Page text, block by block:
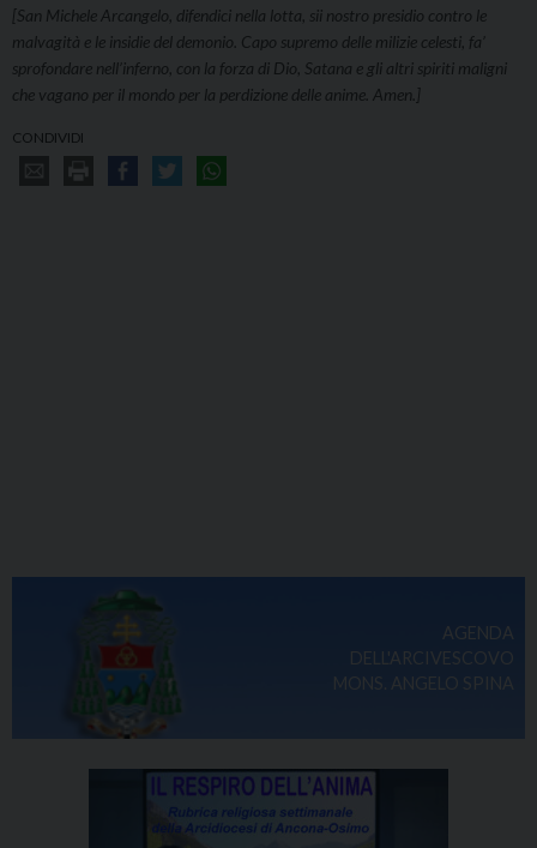
[San Michele Arcangelo, difendici nella lotta, sii nostro presidio contro le
malvagità e le insidie del demonio. Capo supremo delle milizie celesti, fa’
sprofondare nell’inferno, con la forza di Dio, Satana e gli altri spiriti maligni
che vagano per il mondo per la perdizione delle anime. Amen.]
CONDIVIDI
AGENDA
DELL'ARCIVESCOVO
MONS. ANGELO SPINA